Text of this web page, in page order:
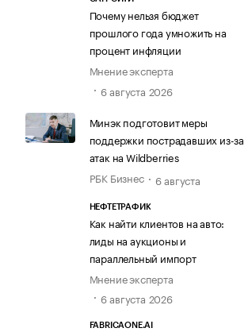
Почему нельзя бюджет
прошлого года умножить на
процент инфляции
Мнение эксперта
6 августа 2026
Минэк подготовит меры
поддержки пострадавших из-за
атак на Wildberries
РБК Бизнес
6 августа
НЕФТЕТРАФИК
Как найти клиентов на авто:
лиды на аукционы и
параллельный импорт
Мнение эксперта
6 августа 2026
FABRICAONE.AI